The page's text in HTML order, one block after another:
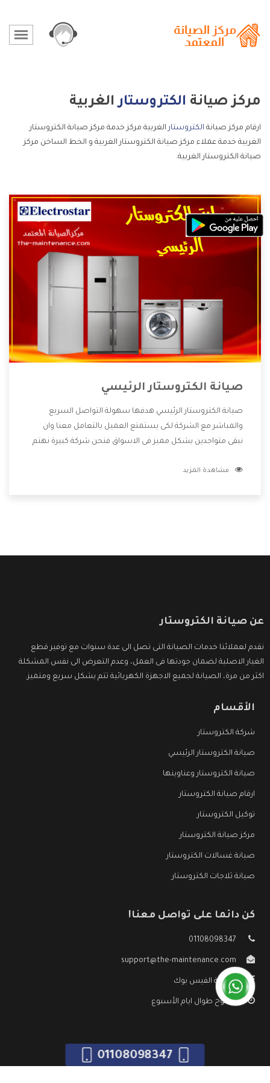
مركز صيانة الكتروستارالغربية
ارقام مركز صيانة الكتروستار الغربية مركز خدمة مركز صيانة الكتروستار
الغربية خدمة عملاء مركز صيانة الكتروستار الغربية و الخط الساخن مركز
صيانة الكتروستار الغربية.
صيانة الكتروستار الرئيسي
صيانة الكتروستار الرئيسي هدفها سهولة التواصل السريع
والمباشر مع الشركة لكى يستمتع العميل بالتعامل معنا وان
نبقى متواجدين بشكل مميز فى الاسواق فنحن شركة كبيرة نهتم
الشركة بها والتى تكون منها خدمة الصيانة التى تكون من أهم
مشاهدة المزيد
عن صيانة الكتروستار
نقدم لعملائنا خدمات الصيانة التى تصل الى عدة سنوات مع توفير قطع
الغيار الاصلية لضمان جودتها فى العمل، وعدم التعرض الى نفس المشكلة
اكثر من مرة، الصيانة لجميع الاجهزة الكهربائية تتم بشكل سريع ومتميز.
الأقسام
شركة الكتروستار
صيانة الكتروستار الرئيسي
صيانة الكتروستار وعناوينها
ارقام صيانة الكتروستار
توكيل الكتروستار
مركز صيانة الكتروستار
صيانة غسالات الكتروستار
صيانة ثلاجات الكتروستار
كن دائما على تواصل معنا!
01108098347
support@the-maintenance.com
صفحة الفيس بوك
مفتوح طوال ايام الأسبوع
01108098347